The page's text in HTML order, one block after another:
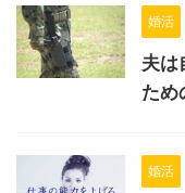
婚活
夫
ため
婚活